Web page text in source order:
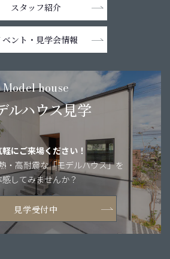
スタッフ紹介
ベント・ 見学会情報
Model house
ルハウス見学
軽にご来場ください！
・ 高耐震な「モデルハウス」を
感してみませんか？
見学受付中